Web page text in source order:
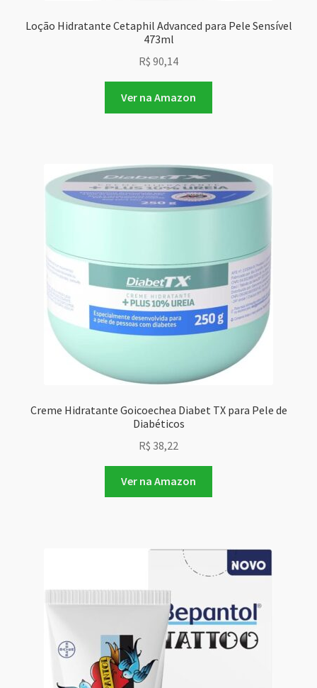
Loção Hidratante Cetaphil Advanced para Pele Sensível
473ml
R$ 90,14
Ver na Amazon
Creme Hidratante Goicoechea Diabet TX para Pele de
Diabéticos
R$ 38,22
Ver na Amazon